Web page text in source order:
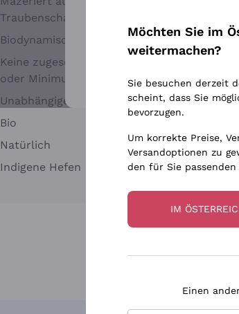
Traubenschalen
Biodynamisch
Keine zugesetzten Sulfite
oder Minimum
Unabhängige Weinbauern
Bio
Natürlich
Indigene Hefen
Occhipinti
Biondi Santi
Argiolas
Zenato
Ca' dei
Weitere Informationen finden Sie in
Möchten Sie im
weitermachen?
Sie besuchen derzeit
scheint, dass Sie
bevorzugen.
Um korrekte Preise,
Versandoptionen zu
den für Sie passenden
IM
Einen